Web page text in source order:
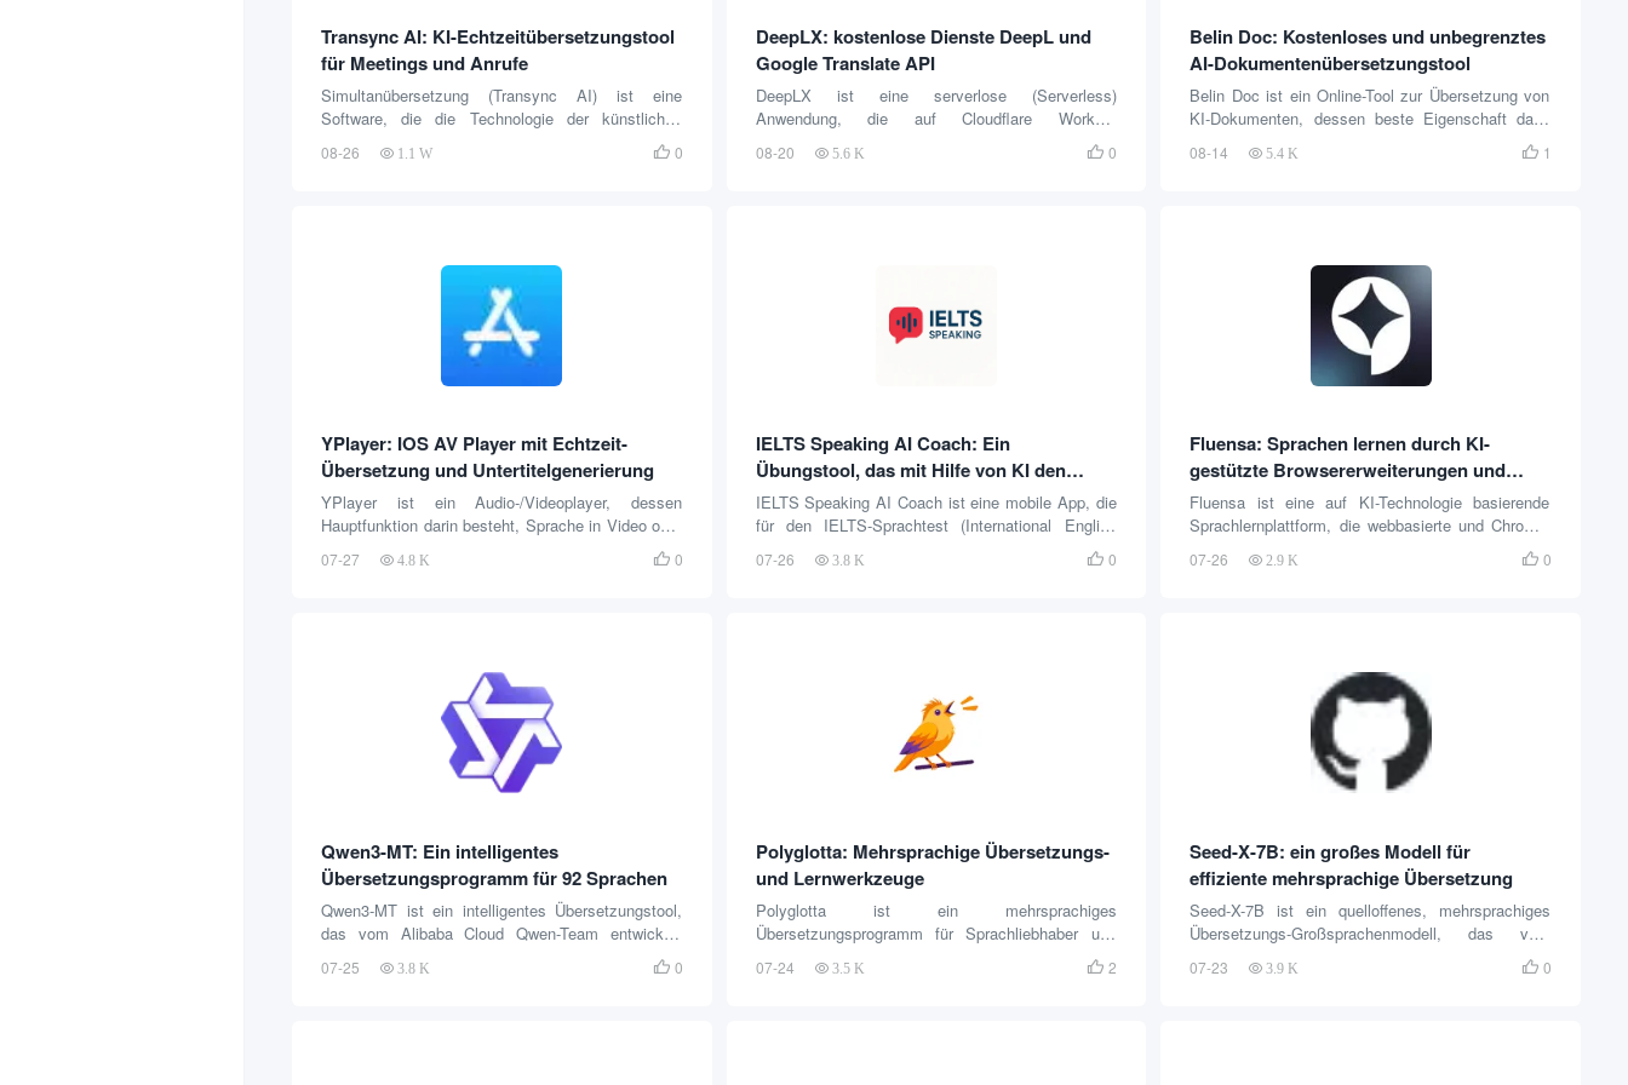
Transync AI: KI-Echtzeitübersetzungstool
für Meetings und Anrufe
Simultanübersetzung (Transync AI) ist eine
Software, die die Technologie der künstlichen
Intelligenz für die Sprachübersetzung in Echtzeit
nutzt. Sie kann Gespräche sofort übersetzen und
ihre Übersetzungsfunktion mit geringer Latenz, die
automatisch die Sprache des Sprechers erkennt
08-26 1.1 W  0
DeepLX: kostenlose Dienste DeepL und
Google Translate API
DeepLX ist eine serverlose (Serverless)
Anwendung, die auf Cloudflare Workers
bereitgestellt wird und den Nutzern kostenlose und
leistungsstarke Schnittstellen zu den Diensten
08-20 5.6 K  0
Belin Doc: Kostenloses und unbegrenztes
AI-Dokumentenübersetzungstool
Belin Doc ist ein Online-Tool zur Übersetzung von
KI-Dokumenten, dessen beste Eigenschaft darin
besteht, dass es völlig kostenlos ist und keine
Nutzungsbeschränkungen hat. Die Benutzer
zusätzlich zu den üblichen PDF-Dateien, aber auch
Word-Dokumente (DOCX), PowerPoi...
08-14 5.4 K  1
YPlayer: IOS AV Player mit Echtzeit-
Übersetzung und Untertitelgenerierung
YPlayer ist ein Audio-/Videoplayer, dessen
Hauptfunktion darin besteht, Sprache in Video oder
Audio in Echtzeit lokal auf Ihrem Gerät in
Textuntertitel umzuwandeln. Dieses Tool kann
generierte Untertitel zu verstehen.YPlayer
konzentriert sich auf die Privatsphäre des...
07-27 4.8 K  0
IELTS Speaking AI Coach: Ein
Übungstool, das mit Hilfe von KI den
IELTS Speaking Test simuliert und
Feedback in Echtzeit gibt
IELTS Speaking AI Coach ist eine mobile App, die
für den IELTS-Sprachtest (International English
Language Testing System) für iOS-Geräte
entwickelt wurde. Es nutzt die Technologie der
07-26 3.8 K  0
Fluensa: Sprachen lernen durch KI-
gestützte Browsererweiterungen und
Plattformen
Fluensa ist eine auf KI-Technologie basierende
Sprachlernplattform, die webbasierte und Chrome-
Erweiterungen kombiniert, um Nutzern eine flexible
Sprachlernerfahrung zu bieten. Die Plattform nutzt
07-26 2.9 K  0
Qwen3-MT: Ein intelligentes
Übersetzungsprogramm für 92 Sprachen
Qwen3-MT ist ein intelligentes Übersetzungstool,
das vom Alibaba Cloud Qwen-Team entwickelt
wurde und auf dem leistungsstarken Qwen3 Big
Language Model basiert. Es unterstützt die
07-25 3.8 K  0
Polyglotta: Mehrsprachige Übersetzungs-
und Lernwerkzeuge
Polyglotta ist ein mehrsprachiges
Übersetzungsprogramm für Sprachliebhaber und
Lernende. Es bietet nicht nur Übersetzungen von
Wörtern oder Sätzen in mehreren Sprachen,
07-24 3.5 K  2
Seed-X-7B: ein großes Modell für
effiziente mehrsprachige Übersetzung
Seed-X-7B ist ein quelloffenes, mehrsprachiges
Übersetzungs-Großsprachenmodell, das vom
Seed-Team von ByteDance entwickelt wurde und
sich auf die Bereitstellung effizienter und genauer
07-23 3.9 K  0